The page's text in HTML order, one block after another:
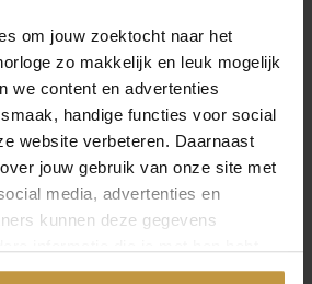
om jouw zoektocht naar het
zo makkelijk en leuk mogelijk
we content en advertenties
handige functies voor social
website verbeteren. Daarnaast
jouw gebruik van onze site met
media, advertenties en
kunnen deze gegevens
verzameld via jouw gebruik van
TO BUDDHA